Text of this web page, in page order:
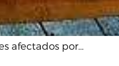
afectados por…